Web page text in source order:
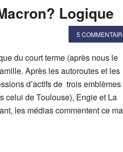
Logique
5
du court terme (après nous le
Après les autoroutes et les
d’actifs de trois emblèmes
celui de Toulouse), Engie et La
les médias commentent ce